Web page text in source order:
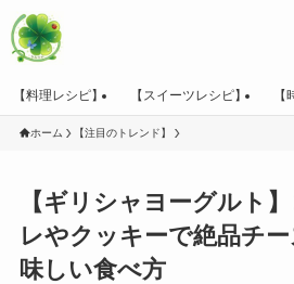
【料理レシピ】 【スイーツレシピ】
ホーム 【注目のトレンド】
【ギリシャヨーグルト
レやクッキーで絶品チ
味しい食べ方